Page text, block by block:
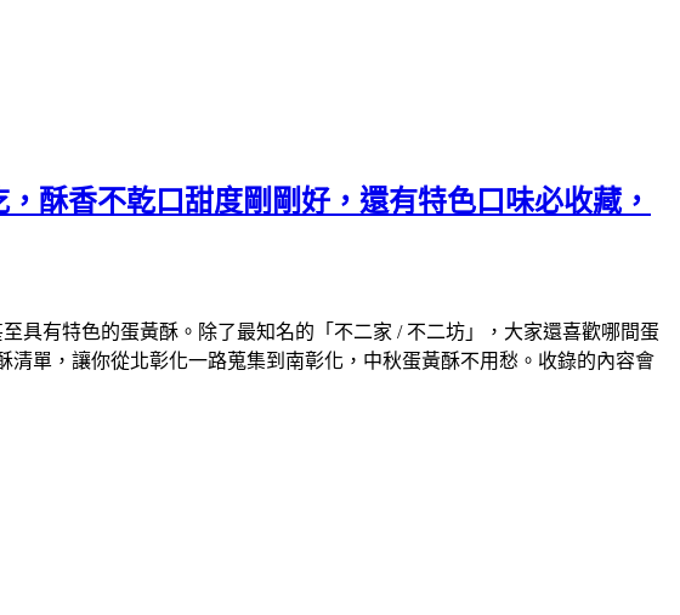
酥香不乾口甜度剛剛好，還有特色口味必收藏，
具有特色的蛋黃酥。除了最知名的「不二家 / 不二坊」，大家還喜歡哪間蛋
清單，讓你從北彰化一路蒐集到南彰化，中秋蛋黃酥不用愁。收錄的內容會